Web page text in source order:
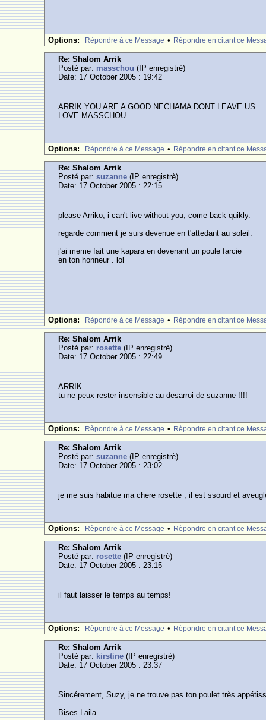
Options: Rèpondre à ce Message • Rèpondre en citant ce
Re: Shalom Arrik
Posté par: masschou (IP enregistrè)
Date: 17 October 2005 : 19:42
ARRIK YOU ARE A GOOD NECHAMA DONT LEAVE US
LOVE MASSCHOU
Options: Rèpondre à ce Message • Rèpondre en citant ce
Re: Shalom Arrik
Posté par:suzanne (IP enregistrè)
Date: 17 October 2005 : 22:15
please Arriko, i can't live without you, come back quikly.
regarde comment je suis devenue en t'attedant au soleil.
j'ai meme fait une kapara en devenant un poule farcie
en ton honneur . lol
Options: Rèpondre à ce Message • Rèpondre en citant ce
Re: Shalom Arrik
Posté par: rosette (IP enregistrè)
Date: 17 October 2005 : 22:49
ARRIK
tu ne peux rester insensible au desarroi de suzanne !!!!
Options: Rèpondre à ce Message • Rèpondre en citant ce
Re: Shalom Arrik
Posté par:suzanne (IP enregistrè)
Date: 17 October 2005 : 23:02
je me suis habitue ma chere rosette , il est ssourd et
Options: Rèpondre à ce Message • Rèpondre en citant ce
Re: Shalom Arrik
Posté par: rosette (IP enregistrè)
Date: 17 October 2005 : 23:15
il faut laisser le temps au temps!
Options: Rèpondre à ce Message • Rèpondre en citant ce
Re: Shalom Arrik
Posté par: kirstine (IP enregistrè)
Date: 17 October 2005 : 23:37
Sincérement, Suzy, je ne trouve pas ton poulet très
Bises Laila